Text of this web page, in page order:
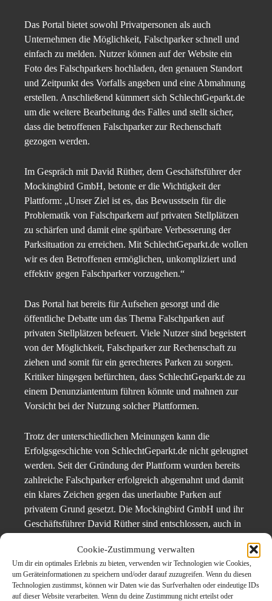
Cookie-Zustimmung verwalten
Um dir ein optimales Erlebnis zu bieten, verwenden wir Technologien wie Cookies,
um Geräteinformationen zu speichern und/oder darauf zuzugreifen. Wenn du diesen
Technologien zustimmst, können wir Daten wie das Surfverhalten oder eindeutige IDs
auf dieser Website verarbeiten. Wenn du deine Zustimmung nicht erteilst oder
Das Portal bietet sowohl Privatpersonen als auch
Unternehmen die Möglichkeit, Falschparker schnell und
einfach zu melden. Nutzer können auf der Website ein
Foto des Falschparkers hochladen, den genauen Standort
und Zeitpunkt des Vorfalls angeben und eine Abmahnung
erstellen. Anschließend kümmert sich SchlechtGeparkt.de
um die weitere Bearbeitung des Falles und stellt sicher,
dass die betroffenen Falschparker zur Rechenschaft
gezogen werden.
Im Gespräch mit David Rüther, dem Geschäftsführer der
Mockingbird GmbH, betonte er die Wichtigkeit der
Plattform: „Unser Ziel ist es, das Bewusstsein für die
Problematik von Falschparkern auf privaten Stellplätzen
zu schärfen und damit eine spürbare Verbesserung der
Parksituation zu erreichen. Mit SchlechtGeparkt.de wollen
wir es den Betroffenen ermöglichen, unkompliziert und
effektiv gegen Falschparker vorzugehen.“
Das Portal hat bereits für Aufsehen gesorgt und die
öffentliche Debatte um das Thema Falschparken auf
privaten Stellplätzen befeuert. Viele Nutzer sind begeistert
von der Möglichkeit, Falschparker zur Rechenschaft zu
ziehen und somit für ein gerechteres Parken zu sorgen.
Kritiker hingegen befürchten, dass SchlechtGeparkt.de zu
einem Denunziantentum führen könnte und mahnen zur
Vorsicht bei der Nutzung solcher Plattformen.
Trotz der unterschiedlichen Meinungen kann die
Erfolgsgeschichte von SchlechtGeparkt.de nicht geleugnet
werden. Seit der Gründung der Plattform wurden bereits
zahlreiche Falschparker erfolgreich abgemahnt und damit
ein klares Zeichen gegen das unerlaubte Parken auf
privatem Grund gesetzt. Die Mockingbird GmbH und ihr
Geschäftsführer David Rüther sind entschlossen, auch in
Stellplätzen einzustehen.
Mockingbird GmbH betreibt schlechtgeparkt.de, ein
innovatives Portal zur Abmahnung von Falschparkern auf